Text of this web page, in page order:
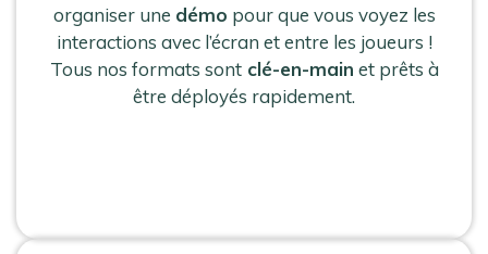
organiser une démo pour que vous voyez les
interactions avec l’écran et entre les joueurs !
Tous nos formats sontclé-en-main et prêts à
être déployés rapidement.